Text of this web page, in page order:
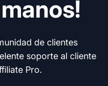
de clientes
soporte al cliente
Pro.